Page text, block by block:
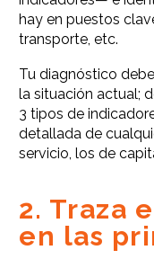
hay en puestos
transporte, etc.
Tu diagnóstico
la situación actual;
3 tipos de
detallada de
servicio, los de
2. Traza
en las